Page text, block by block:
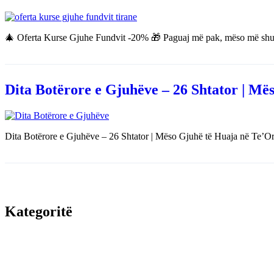
🎄 Oferta Kurse Gjuhe Fundvit -20% 🎁 Paguaj më pak, mëso më
Dita Botërore e Gjuhëve – 26 Shtator |
Dita Botërore e Gjuhëve – 26 Shtator | Mëso Gjuhë të Huaja në
Kategoritë